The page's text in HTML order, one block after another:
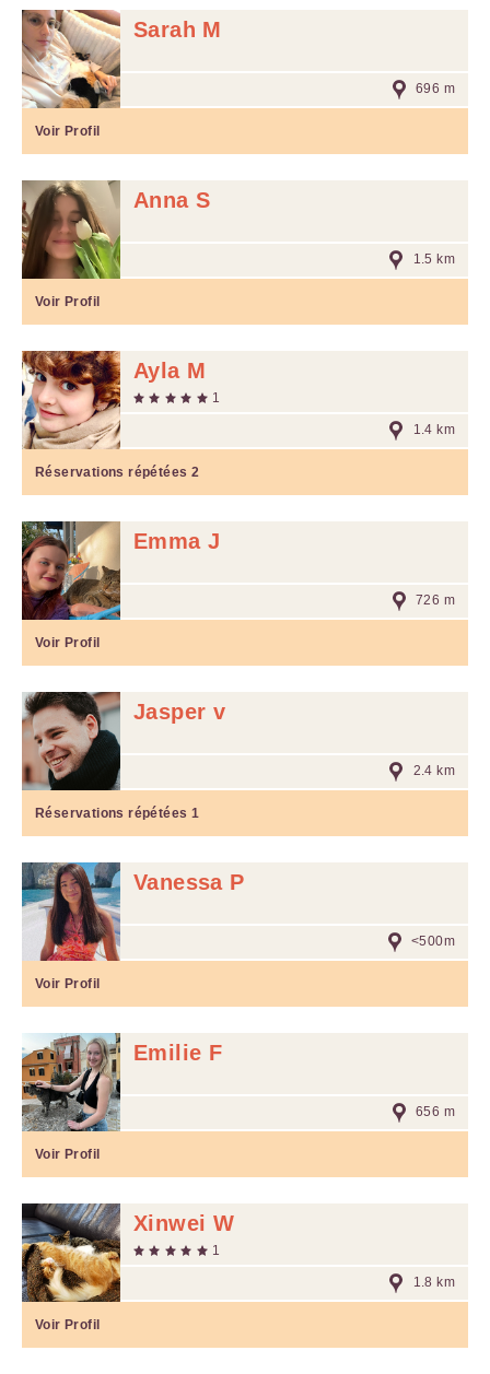
Sarah M
696 m
Voir Profil
Anna S
1.5 km
Voir Profil
Ayla M
1
1.4 km
Réservations répétées 2
Emma J
726 m
Voir Profil
Jasper v
2.4 km
Réservations répétées 1
Vanessa P
<500m
Voir Profil
Emilie F
656 m
Voir Profil
Xinwei W
1
1.8 km
Voir Profil